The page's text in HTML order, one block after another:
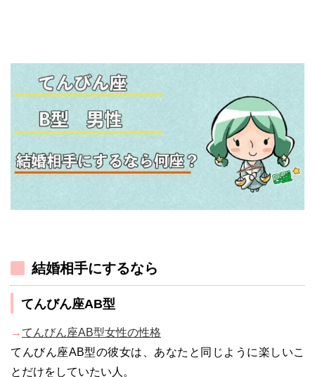
結婚相手にするなら
てんびん座AB型
→ てんびん座AB型女性の性格
てんびん座AB型の彼女は、あなたと同じように楽しいこ
とだけをしていたい人。